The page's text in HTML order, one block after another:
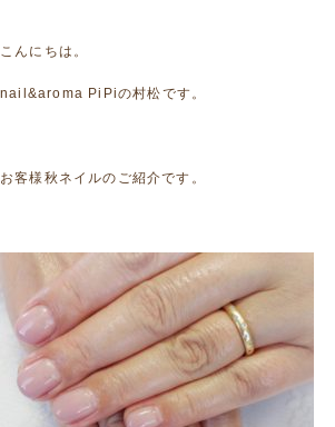
こんにちは。
nail&aroma PiPiの村松です。
お客様秋ネイルのご紹介です。